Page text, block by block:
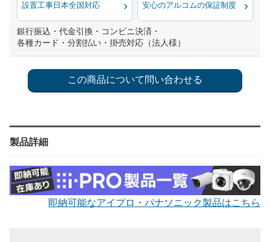
設置工事日本全国対応 安心のアルコムの保証制度
銀行振込・代金引換・コンビニ決済・
各種カード・分割払い・掛売対応（法人様）
製品詳細
即納可能なアイプロ・パナソニック製品はこちら